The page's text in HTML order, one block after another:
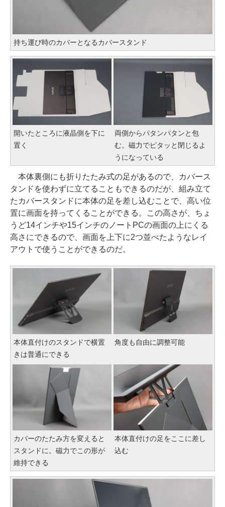
持ち運び時のカバーとなるカバースタンド
開いたところに液晶側を下に
置く
両側からパタンパタンと包
む。磁力でピタッと閉じるよ
うになっている
本体裏側にも折りたたみ式の足があるので、カバース
タンドを使わずに立てることもできるのだが、組み立て
たカバースタンドに本体の足を差し込むことで、高い位
置に画面を持ってくることができる。この高さが、ちょ
うど14インチや15インチのノートPCの画面の上にくる
高さにできるので、画面を上下に2つ並べたようなレイ
アウトで使うことができるのだ。
本体直付けのスタンドで横置
きは普通にできる
角度も自由に調整可能
カバーのたたみ方を変えると
スタンドに。磁力でこの形が
維持できる
本体直付けの足をここに差し
込む